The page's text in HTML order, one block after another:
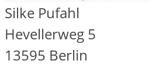
Silke Pufahl
Hevellerweg 5
13595 Berlin